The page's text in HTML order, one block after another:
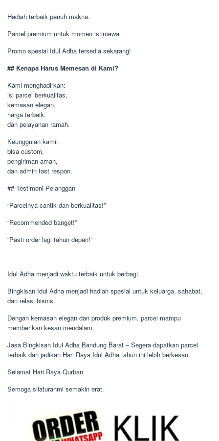
Hadiah terbaik penuh makna.
Parcel premium untuk momen istimewa.
Promo spesial Idul Adha tersedia sekarang!
## Kenapa Harus Memesan di Kami?
Kami menghadirkan:
isi parcel berkualitas,
kemasan elegan,
harga terbaik,
dan pelayanan ramah.
Keunggulan kami:
bisa custom,
pengiriman aman,
dan admin fast respon.
## Testimoni Pelanggan
“Parcelnya cantik dan berkualitas!”
“Recommended banget!”
“Pasti order lagi tahun depan!”
Idul Adha menjadi waktu terbaik untuk berbagi.
Bingkisan Idul Adha menjadi hadiah spesial untuk keluarga, sahabat,
dan relasi bisnis.
Dengan kemasan elegan dan produk premium, parcel mampu
memberikan kesan mendalam.
Jasa Bingkisan Idul Adha Bandung Barat – Segera dapatkan parcel
terbaik dan jadikan Hari Raya Idul Adha tahun ini lebih berkesan.
Selamat Hari Raya Qurban.
Semoga silaturahmi semakin erat.